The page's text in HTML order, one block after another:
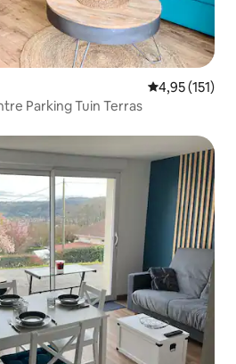
Gemiddelde
4,95 (151)
Parking Tuin Terras